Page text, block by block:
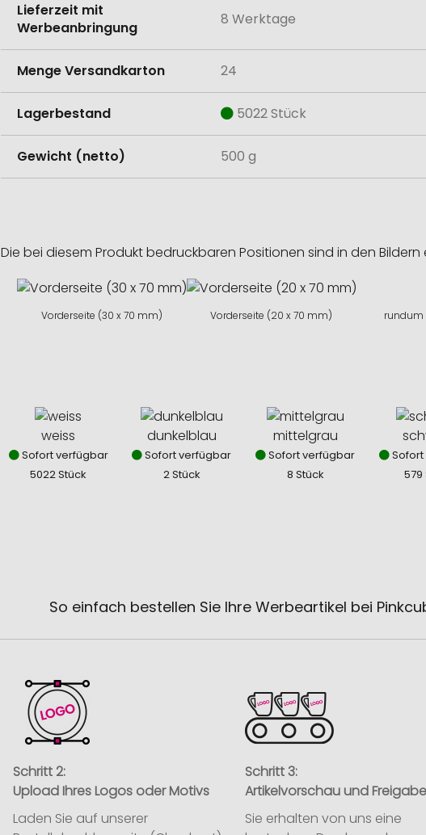
Lieferzeit mit
Werbeanbringung
8 Werktage
Menge Versandkarton 24
Lagerbestand 5022 Stück
Gewicht (netto) 500 g
Die bei diesem Produkt bedruckbaren Positionen sind in den
Vorderseite (30 x 70 mm) Vorderseite (20 x 70 mm) rundum
weiss
Sofort verfügbar
5022 Stück
dunkelblau
Sofort verfügbar
2 Stück
mittelgrau
Sofort verfügbar
8 Stück
579
So einfach bestellen Sie Ihre Werbeartikel bei
Schritt 2:
Upload Ihres Logos oder Motivs
Laden Sie auf unserer
Schritt 3:
Artikelvorschau und Freigabe
Sie erhalten von uns eine